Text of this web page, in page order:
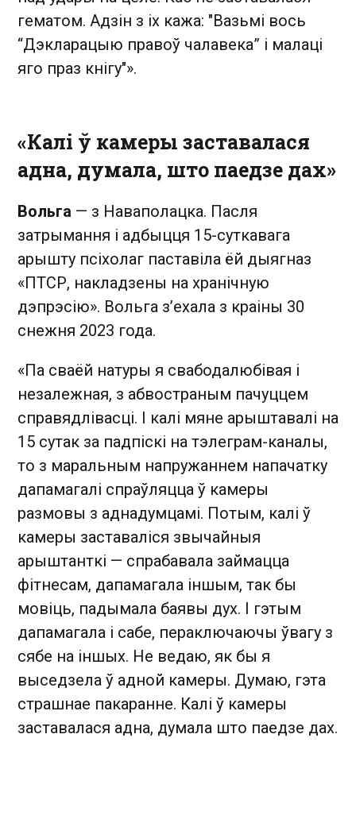
гематом. Адзін з іх кажа: "Вазьмі вось
“Дэкларацыю правоў чалавека” і малаці
яго праз кнігу"».
«Калі ў камеры заставалася
адна, думала, што паедзе дах»
Вольга — з Наваполацка. Пасля
затрымання і адбыцця 15-суткавага
арышту псіхолаг паставіла ёй дыягназ
«ПТСР, накладзены на хранічную
дэпрэсію». Вольга з’ехала з краіны 30
снежня 2023 года.
«Па сваёй натуры я свабодалюбівая і
незалежная, з абвостраным пачуццем
справядлівасці. І калі мяне арыштавалі на
15 сутак за падпіскі на тэлеграм-каналы,
то з маральным напружаннем напачатку
дапамагалі спраўляцца ў камеры
размовы з аднадумцамі. Потым, калі ў
камеры заставаліся звычайныя
арыштанткі — спрабавала займацца
фітнесам, дапамагала іншым, так бы
мовіць, падымала баявы дух. І гэтым
дапамагала і сабе, пераключаючы ўвагу з
сябе на іншых. Не ведаю, як бы я
выседзела ў адной камеры. Думаю, гэта
страшнае пакаранне. Калі ў камеры
заставалася адна, думала што паедзе дах.